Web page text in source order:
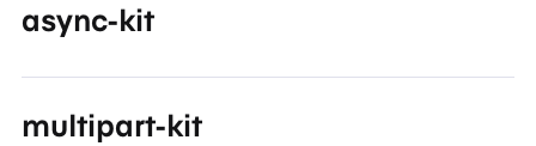
async-kit
multipart-kit